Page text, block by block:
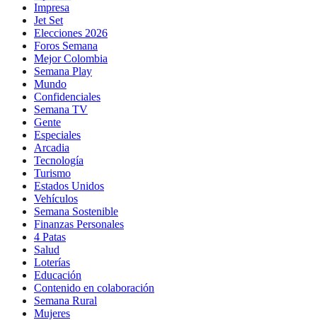
Impresa
Jet Set
Elecciones 2026
Foros Semana
Mejor Colombia
Semana Play
Mundo
Confidenciales
Semana TV
Gente
Especiales
Arcadia
Tecnología
Turismo
Estados Unidos
Vehículos
Semana Sostenible
Finanzas Personales
4 Patas
Salud
Loterías
Educación
Contenido en colaboración
Semana Rural
Mujeres